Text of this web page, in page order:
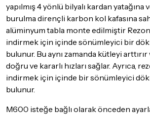
yapılmış 4 yönlü bilyalı kardan yatağına
burulma dirençli karbon kol kafasına
alüminyum tabla monte edilmiştir
indirmek için içinde sönümleyici bir
bulunur. Bu aynı zamanda kütleyi
doğru ve kararlı hızları sağlar. Ayrıca,
indirmek için içinde bir sönümleyici
bulunur.
M600 isteğe bağlı olarak önceden